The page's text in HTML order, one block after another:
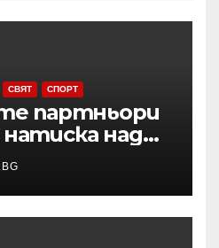
СВЯТ СПОРТ
партньори
над
и ще
подкрепят
военно
подчерта